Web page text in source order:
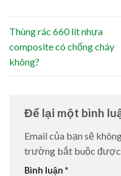
Thùng rác 660 lít nhựa
composite có chống cháy
không?
Để lại một bình
Email của bạn sẽ
trường bắt buộc được
Bình luận *